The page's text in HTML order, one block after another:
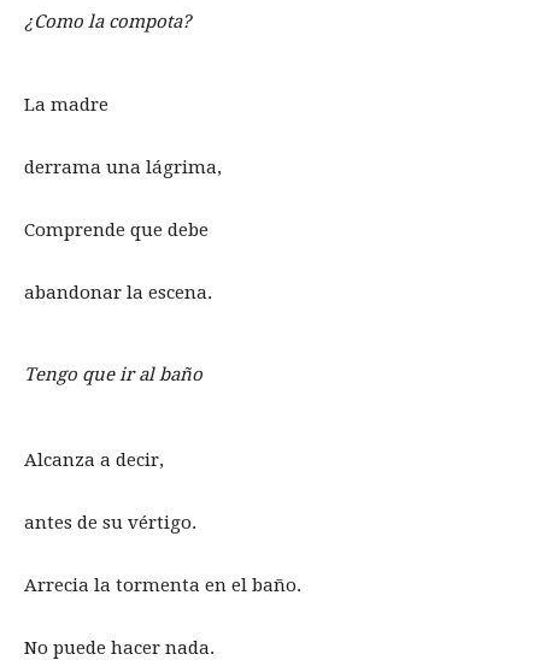
¿Como la compota?
La madre
derrama una lágrima,
Comprende que debe
abandonar la escena.
Tengo que ir al baño
Alcanza a decir,
antes de su vértigo.
Arrecia la tormenta en el baño.
No puede hacer nada.